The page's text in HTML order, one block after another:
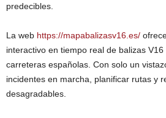
predecibles.
La web https://mapabalizasv16.es/
interactivo en tiempo real de balizas
carreteras españolas. Con solo un
incidentes en marcha, planificar rutas y
desagradables.